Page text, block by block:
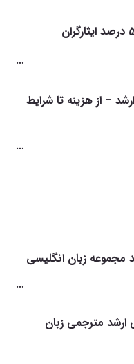
– از هزینه تا شرایط
مجموعه زبان انگلیسی
ارشد مترجمی زبان